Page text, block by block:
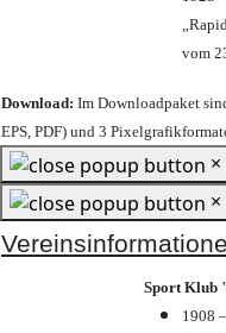
vom
Download: Im Downloadpaket
EPS, PDF) und 3
×
×
Sport Klub
1908